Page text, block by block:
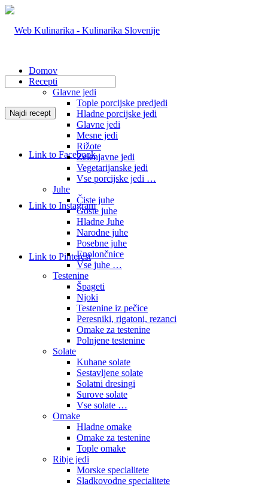
Link to Facebook
Link to Instagram
Link to Pinterest
Domov
Recepti
Glavne jedi
Tople porcijske predjedi
Hladne porcijske jedi
Glavne jedi
Mesne jedi
Rižote
Zelenjavne jedi
Vegetarijanske jedi
Vse porcijske jedi …
Juhe
Čiste juhe
Goste juhe
Hladne Juhe
Narodne juhe
Posebne juhe
Enolončnice
Vse juhe …
Testenine
Špageti
Njoki
Testenine iz pečice
Peresniki, rigatoni, rezanci
Omake za testenine
Polnjene testenine
Solate
Kuhane solate
Sestavljene solate
Solatni dresingi
Surove solate
Vse solate …
Omake
Hladne omake
Omake za testenine
Tople omake
Ribje jedi
Morske specialitete
Sladkovodne specialitete